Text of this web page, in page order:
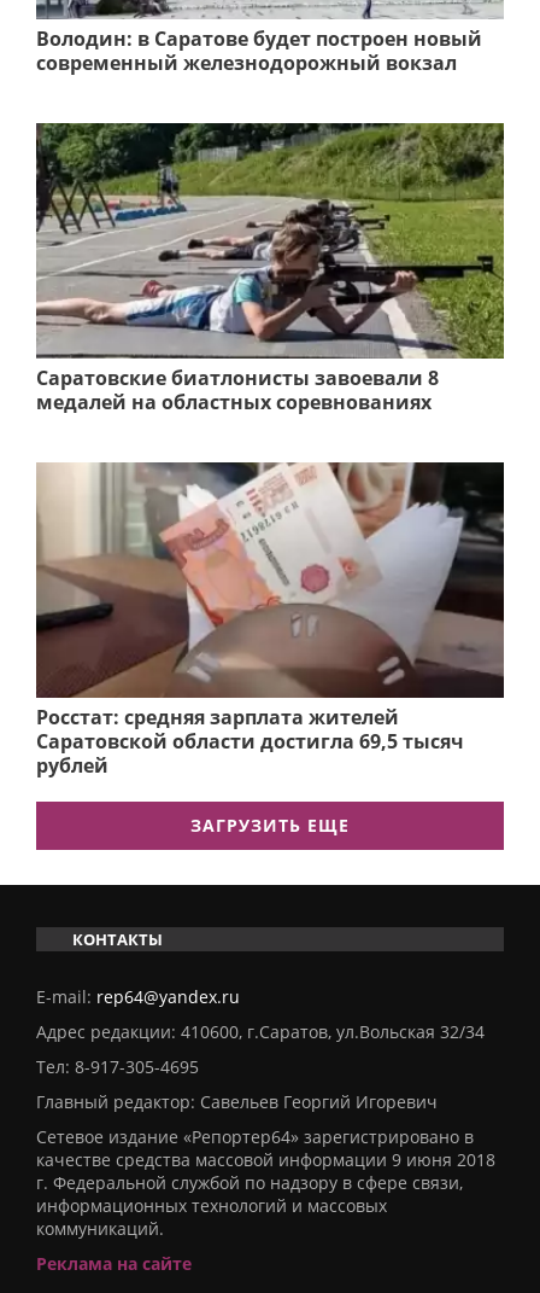
Володин: в Саратове будет построен новый
современный железнодорожный вокзал
Саратовские биатлонисты завоевали 8
медалей на областных соревнованиях
Росстат: средняя зарплата жителей
Саратовской области достигла 69,5 тысяч
рублей
ЗАГРУЗИТЬ ЕЩЕ
КОНТАКТЫ
E-mail: rep64@yandex.ru
Адрес редакции: 410600, г.Саратов, ул.Вольская 32/34
Тел: 8-917-305-4695
Главный редактор: Савельев Георгий Игоревич
Сетевое издание «Репортер64» зарегистрировано в
качестве средства массовой информации 9 июня 2018
г. Федеральной службой по надзору в сфере связи,
информационных технологий и массовых
коммуникаций.
Реклама на сайте